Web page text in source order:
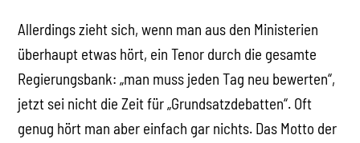
Allerdings zieht sich, wenn man aus den Ministerien
überhaupt etwas hört, ein Tenor durch die gesamte
Regierungsbank: „man muss jeden Tag neu bewerten“,
jetzt sei nicht die Zeit für „Grundsatzdebatten“. Oft
genug hört man aber einfach gar nichts. Das Motto der